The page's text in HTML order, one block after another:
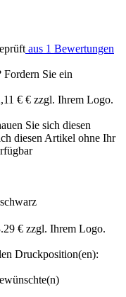
aus 1 Bewertungen
Fordern Sie ein
Sie sich diesen
diesen Artikel ohne Ihr
schwarz
Druckposition(en):